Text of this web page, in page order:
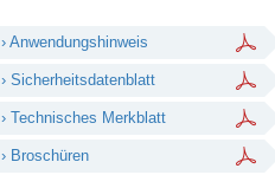
› Anwendungshinweis
› Sicherheitsdatenblatt
› Technisches Merkblatt
› Broschüren